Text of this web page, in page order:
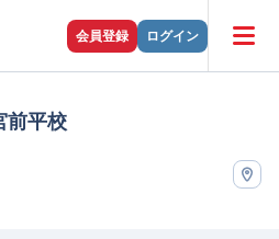
会員登録 ログイン
前平校